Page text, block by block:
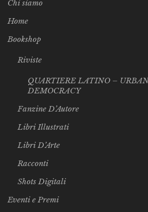
Chi siamo
Home
Bookshop
Riviste
QUARTIERE LATINO –
DEMOCRACY
Fanzine D’Autore
Libri Illustrati
Libri D’Arte
Racconti
Shots Digitali
Eventi e Premi